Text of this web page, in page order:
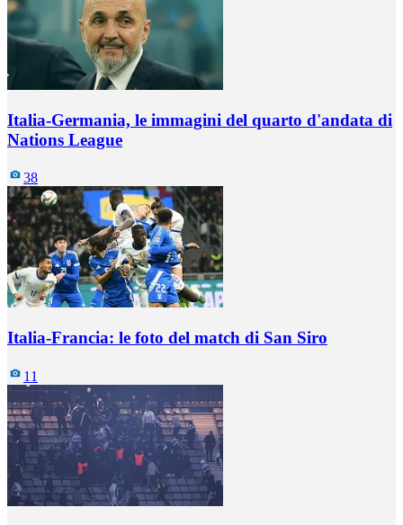
Italia-Germania, le immagini del quarto d'andata di
Nations League
38
Italia-Francia: le foto del match di San Siro
11